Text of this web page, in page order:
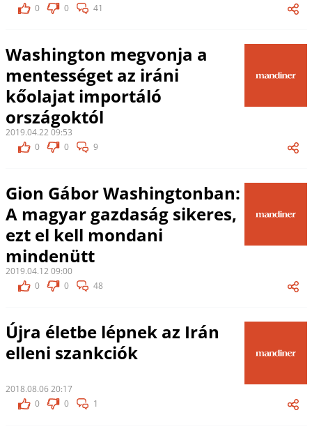
0
0 41
Washington megvonja a
mentességet az iráni
kőolajat importáló
országoktól
2019.04.22 09:53
0
0 9
Gion Gábor Washingtonban:
A magyar gazdaság sikeres,
ezt el kell mondani
mindenütt
2019.04.12 09:00
0
0 48
Újra életbe lépnek az Irán
elleni szankciók
2018.08.06 20:17
0
0 1